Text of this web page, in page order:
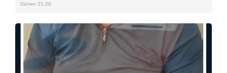
Dünən 21:26